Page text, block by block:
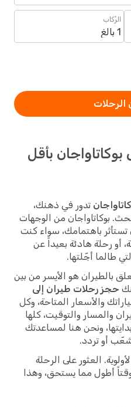
الرُكاب
1 بالغ
بأقل
تدور في ذهنك،
بوكاتاواجان من الوجهات
تستأثر باهتمامك، سواء كنت
أو رحلة هادئة بعيداً عن
طالما أجّلتها.
بالطيران هو الأيسر من بين
حجز رحلات طيران إلى
والأسعار المتاحة، وكل
والمسار والتوقيت، كلها
ونحن هنا لمساعدتك
أو تردد.
العثور على الرحلة
أطول مما يستحق، وهذا